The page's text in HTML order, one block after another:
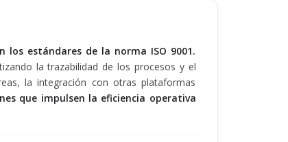
los estándares de la norma ISO 9001.
la trazabilidad de los procesos y el
la integración con otras plataformas
que impulsen la eficiencia operativa